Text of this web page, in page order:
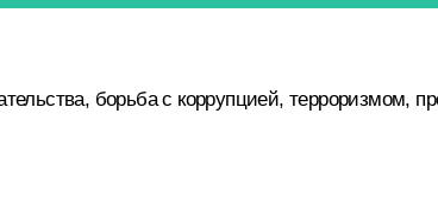
борьба с коррупцией, терроризмом,